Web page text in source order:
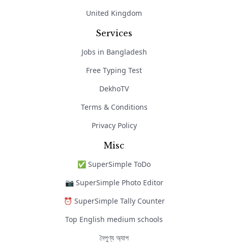
United Kingdom
Services
Jobs in Bangladesh
Free Typing Test
DekhoTV
Terms & Conditions
Privacy Policy
Misc
✅ SuperSimple ToDo
📷 SuperSimple Photo Editor
⏰ SuperSimple Tally Counter
Top English medium schools
নৈপুণ্য অ্যাপ